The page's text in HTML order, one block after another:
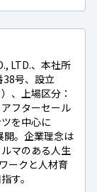
LTD.、本社所
号、設立
、上場区分：
フターセール
を中心に
開。企業理念は
マのある人生
ークと人材育
す。